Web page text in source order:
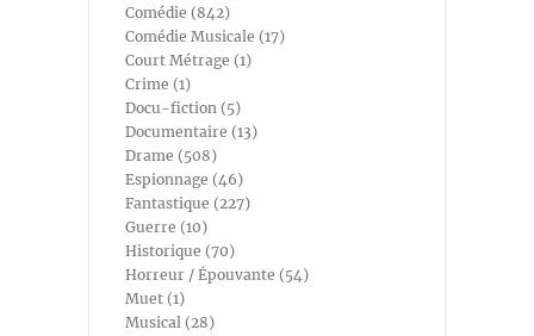
Comédie (842)
Comédie Musicale (17)
Court Métrage (1)
Crime (1)
Docu-fiction (5)
Documentaire (13)
Drame (508)
Espionnage (46)
Fantastique (227)
Guerre (10)
Historique (70)
Horreur / Épouvante (54)
Muet (1)
Musical (28)